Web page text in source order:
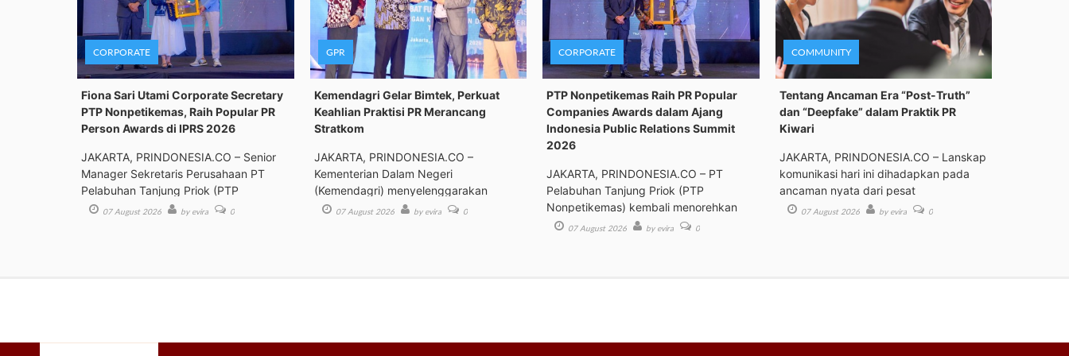
CORPORATE
Fiona Sari Utami Corporate Secretary
PTP Nonpetikemas, Raih Popular PR
Person Awards di IPRS 2026
JAKARTA, PRINDONESIA.CO – Senior
Manager Sekretaris Perusahaan PT
Pelabuhan Tanjung Priok (PTP
07 August 2026 by evira 0
GPR
Kemendagri Gelar Bimtek, Perkuat
Keahlian Praktisi PR Merancang
Stratkom
JAKARTA, PRINDONESIA.CO –
Kementerian Dalam Negeri
(Kemendagri) menyelenggarakan
Bimbingan Tek
07 August 2026 by evira 0
CORPORATE
PTP Nonpetikemas Raih PR Popular
Companies Awards dalam Ajang
Indonesia Public Relations Summit
2026
JAKARTA, PRINDONESIA.CO – PT
Pelabuhan Tanjung Priok (PTP
Nonpetikemas) kembali menorehkan
pre 07 August 2026 by evira 0
COMMUNITY
Tentang Ancaman Era “Post-Truth”
dan “Deepfake” dalam Praktik PR
Kiwari
JAKARTA, PRINDONESIA.CO – Lanskap
komunikasi hari ini dihadapkan pada
ancaman nyata dari pesat
07 August 2026 by evira 0